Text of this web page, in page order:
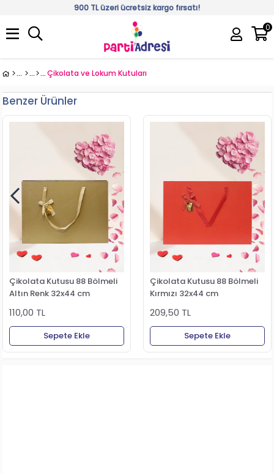
900 TL üzeri ücretsiz kargo fırsatı!
0
Üye GirişiÜye Ol
Çikolata ve Lokum Kutuları
Benzer Ürünler
Çikolata Kutusu 88 Bölmeli
Altın Renk 32x44 cm
110,00 TL
Sepete Ekle
Çikolata Kutusu 88 Bölmeli
Kırmızı 32x44 cm
209,50 TL
Sepete Ekle